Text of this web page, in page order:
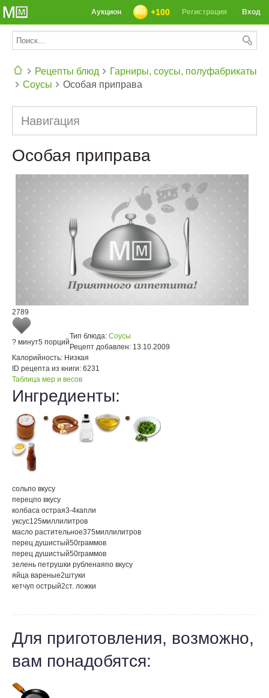
Вход
Регистрация
+100
Аукцион
Рецепты блюд
Гарниры, соусы, полуфабрикаты
Соусы
Особая приправа
Навигация
Особая приправа
2789
? минут5 порций
Тип блюда: Соусы
Рецепт добавлен: 13.10.2009
Калорийность: Низкая
ID рецепта из книги: 6231
Таблица мер и весов
Ингредиенты:
сольпо вкусу
перецпо вкусу
колбаса острая3-4капли
уксус125миллилитров
масло растительное375миллилитров
перец душистый50граммов
перец душистый50граммов
зелень петрушки рубленаяпо вкусу
яйца вареные2штуки
кетчуп острый2ст. ложки
Для приготовления, возможно,
вам понадобятся: